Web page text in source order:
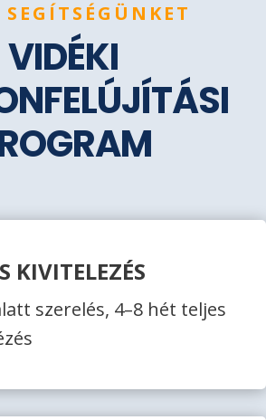
SEGÍTSÉGÜNKET
VIDÉKI
KIVITELEZÉS
szerelés, 4–8 hét teljes